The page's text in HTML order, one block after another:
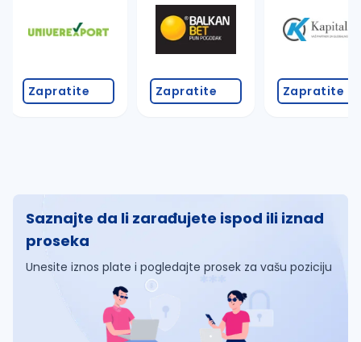
Zapratite Zapratite Zapratite
Saznajte da li zarađujete ispod ili iznad
proseka
Unesite iznos plate i pogledajte prosek za vašu poziciju